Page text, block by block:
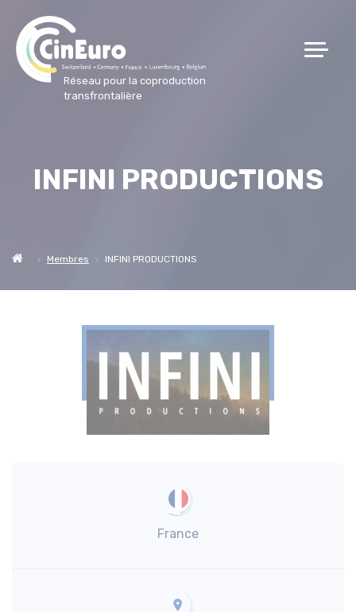
Réseau pour la coproduction
transfrontalière
INFINI PRODUCTIONS
Membres INFINI PRODUCTIONS
France